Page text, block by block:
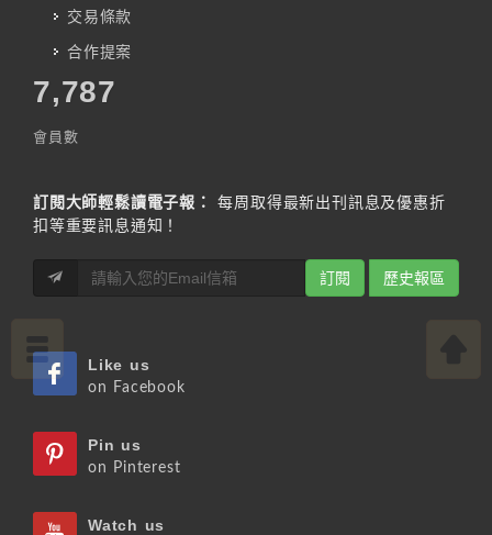
交易條款
合作提案
7,787
會員數
訂閱大師輕鬆讀電子報：
每周取得最新出刊訊息及優惠折
扣等重要訊息通知！
訂閱 歷史報區
Like us
on Facebook
Pin us
on Pinterest
Watch us